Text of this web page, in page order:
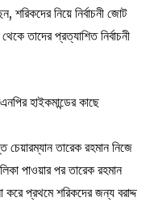
শরিকদের নিয়ে নির্বাচনী জোট
তাদের প্রত্যাশিত নির্বাচনী
হাইকমান্ডের কাছে
চেয়ারম্যান তারেক রহমান নিজে
পাওয়ার পর তারেক রহমান
করে প্রথমে শরিকদের জন্য বরাদ্দ